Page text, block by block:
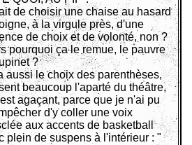
de choisir une chaise au hasard
à la virgule près, d'une
de choix et de volonté, non ?
pourquoi ça le remue, le pauvre
?
aussi le choix des parenthèses,
beaucoup l'aparté du théâtre,
agaçant, parce que je n'ai pu
d'y coller une voix
aux accents de basketball
plein de suspens à l'intérieur : "